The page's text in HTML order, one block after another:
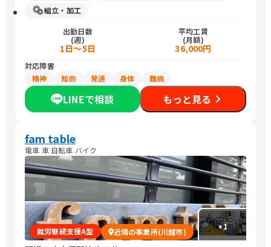
組立・加工
出勤日数
(週)
1日～5日
平均工賃
(月額)
36,000円
対応障害
精神
知的 発達 身体 難病
LINEで相談 もっと見る
fam table
電車 車 自転車 バイク
+1
就労継続支援A型 近隣の事業所(川越市)